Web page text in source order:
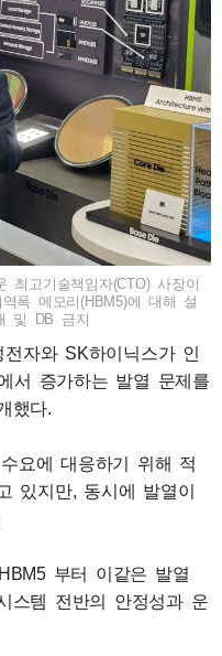
최고기술책임자(CTO) 사장이
폭 메모리(HBM5)에 대해 설
및 DB 금지
자와 SK하이닉스가 인
서 증가하는 발열 문제를
했다.
요에 대응하기 위해 적
있지만, 동시에 발열이
부터 이같은 발열
스템 전반의 안정성과 운